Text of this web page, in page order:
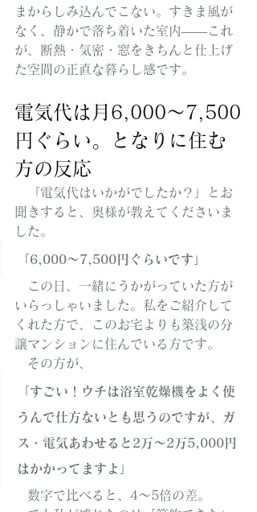
まからしみ込んでこない。すきま風が
なく、静かで落ち着いた室内——これ
が、断熱・気密・窓をきちんと仕上げ
た空間の正直な暮らし感です。
電気代は月6,000〜7,500
円ぐらい。となりに住む
方の反応
「電気代はいかがでしたか？」とお
聞きすると、奥様が教えてくださいま
した。
「6,000〜7,500円ぐらいです」
この日、一緒にうかがっていた方が
いらっしゃいました。私をご紹介して
くれた方で、このお宅よりも築浅の分
譲マンションに住んでいる方です。
その方が、
「すごい！ウチは浴室乾燥機をよく使
うんで仕方ないとも思うのですが、ガ
ス・電気あわせると2万〜2万5,000円
はかかってますよ」
数字で比べると、4〜5倍の差。